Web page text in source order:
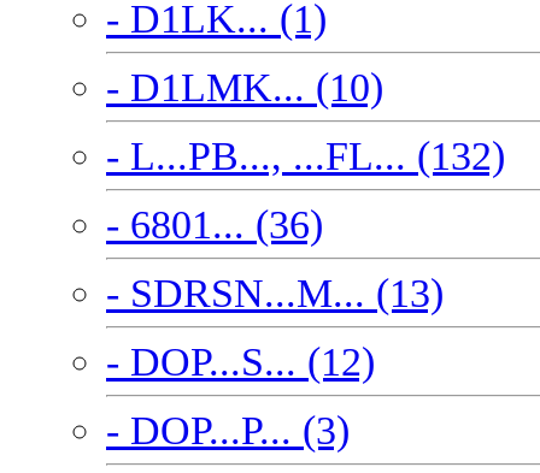
- D1LK... (1)
- D1LMK... (10)
- L...PB..., ...FL... (132)
- 6801... (36)
- SDRSN...M... (13)
- DOP...S... (12)
- DOP...P... (3)